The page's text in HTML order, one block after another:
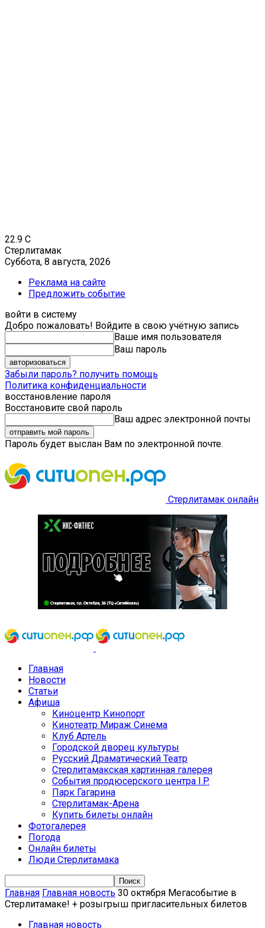
22.9 C
Стерлитамак
Суббота, 8 августа, 2026
Реклама на сайте
Предложить событие
войти в систему
Добро пожаловать! Войдите в свою учётную запись
Ваше имя пользователя
Ваш пароль
Забыли пароль? получить помощь
Политика конфиденциальности
восстановление пароля
Восстановите свой пароль
Ваш адрес электронной почты
Пароль будет выслан Вам по электронной почте.
Стерлитамак онлайн
Главная
Новости
Статьи
Афиша
Киноцентр Кинопорт
Кинотеатр Мираж Синема
Клуб Артель
Городской дворец культуры
Русский Драматический Театр
Стерлитамакская картинная галерея
События продюсерского центра I.P.
Парк Гагарина
Стерлитамак-Арена
Купить билеты онлайн
Фотогалерея
Погода
Онлайн билеты
Люди Стерлитамака
Главная Главная новость 30 октября Мегасобытие в
Стерлитамаке! + розыгрыш пригласительных билетов
Главная новость